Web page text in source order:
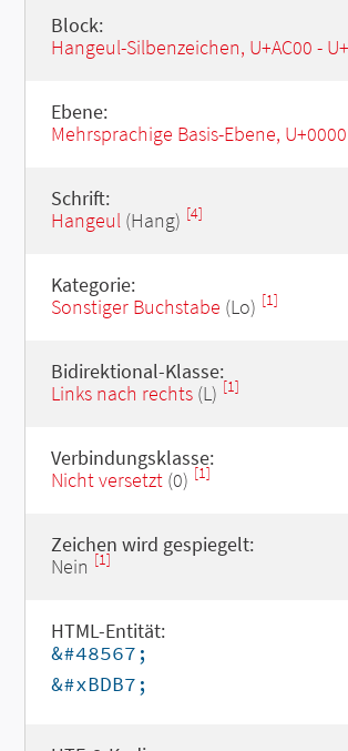
Block:
Hangeul-Silbenzeichen, U+AC00 -
Ebene:
Mehrsprachige Basis-Ebene,
Schrift:
Hangeul(Hang) [4]
Kategorie:
Sonstiger Buchstabe (Lo) [1]
Bidirektional-Klasse:
Links nach rechts(L) [1]
Verbindungsklasse:
Nicht versetzt(0) [1]
Zeichen wird gespiegelt:
Nein [1]
HTML-Entität:
&#48567;
&#xBDB7;